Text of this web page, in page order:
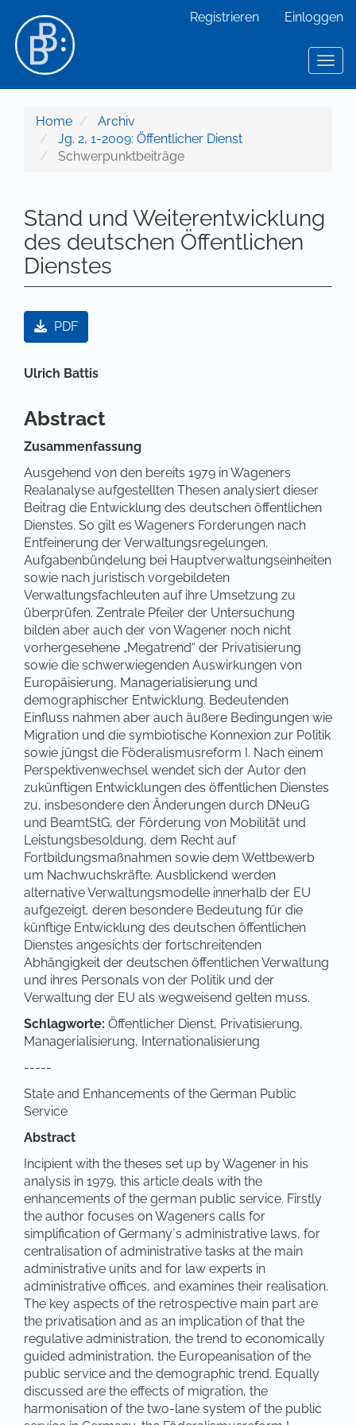
Hauptinhalt
Sidebar
Registrieren Einloggen
Home
Archiv
Jg. 2, 1-2009: Öffentlicher Dienst
Schwerpunktbeiträge
Stand und Weiterentwicklung
des deutschen Öffentlichen
Dienstes
Artikel-Sidebar
PDF
Hauptsächlicher Artikelinhalt
Ulrich Battis
Abstract
Zusammenfassung
Ausgehend von den bereits 1979 in Wageners
Realanalyse aufgestellten Thesen analysiert dieser
Beitrag die Entwicklung des deutschen öffentlichen
Dienstes. So gilt es Wageners Forderungen nach
Entfeinerung der Verwaltungsregelungen,
Aufgabenbündelung bei Hauptverwaltungseinheiten
sowie nach juristisch vorgebildeten
Verwaltungsfachleuten auf ihre Umsetzung zu
überprüfen. Zentrale Pfeiler der Untersuchung
bilden aber auch der von Wagener noch nicht
vorhergesehene „Megatrend“ der Privatisierung
sowie die schwerwiegenden Auswirkungen von
Europäisierung, Managerialisierung und
demographischer Entwicklung. Bedeutenden
Einfluss nahmen aber auch äußere Bedingungen wie
Migration und die symbiotische Konnexion zur Politik
sowie jüngst die Föderalismusreform I. Nach einem
Perspektivenwechsel wendet sich der Autor den
zukünftigen Entwicklungen des öffentlichen Dienstes
zu, insbesondere den Änderungen durch DNeuG
und BeamtStG, der Förderung von Mobilität und
Leistungsbesoldung, dem Recht auf
Fortbildungsmaßnahmen sowie dem Wettbewerb
um Nachwuchskräfte. Ausblickend werden
alternative Verwaltungsmodelle innerhalb der EU
aufgezeigt, deren besondere Bedeutung für die
künftige Entwicklung des deutschen öffentlichen
Dienstes angesichts der fortschreitenden
Abhängigkeit der deutschen öffentlichen Verwaltung
und ihres Personals von der Politik und der
Verwaltung der EU als wegweisend gelten muss.
Schlagworte: Öffentlicher Dienst, Privatisierung,
Managerialisierung, Internationalisierung
-----
State and Enhancements of the German Public
Service
Abstract
Incipient with the theses set up by Wagener in his
analysis in 1979, this article deals with the
enhancements of the german public service. Firstly
the author focuses on Wageners calls for
simplification of Germany´s administrative laws, for
centralisation of administrative tasks at the main
administrative units and for law experts in
administrative offices, and examines their realisation.
The key aspects of the retrospective main part are
the privatisation and as an implication of that the
regulative administration, the trend to economically
guided administration, the Europeanisation of the
public service and the demographic trend. Equally
discussed are the effects of migration, the
harmonisation of the two-lane system of the public